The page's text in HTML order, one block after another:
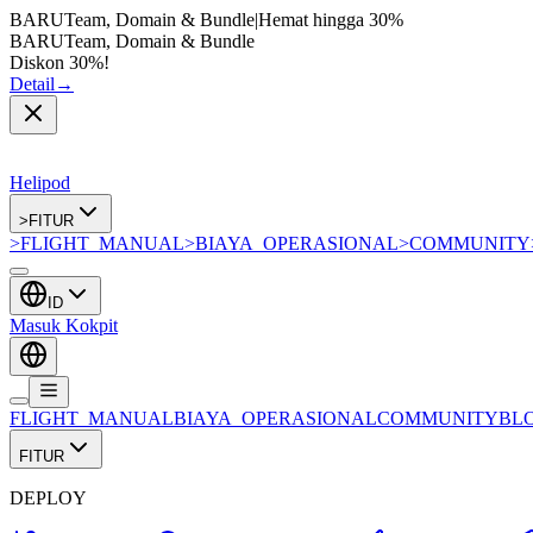
BARUTeam, Domain & Bundle|Hemat hingga 30%
BARUTeam, Domain & Bundle
Diskon 30%!
Detail →
Helipod
> FITUR
>FLIGHT_MANUAL>BIAYA_OPERASIONAL>COMMUNITY
ID
Masuk Kokpit
FLIGHT_MANUALBIAYA_OPERASIONALCOMMUNITY
FITUR
DEPLOY